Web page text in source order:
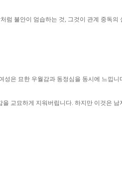
럼 불안이 엄습하는 것, 그것이 관계 중독의
은 묘한 우월감과 동정심을 동시에 느낍니
교묘하게 지워버립니다. 하지만 이것은